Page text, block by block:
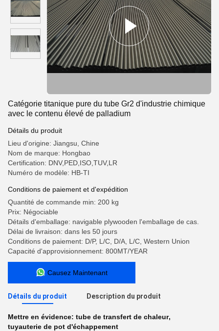
Catégorie titanique pure du tube Gr2 d'industrie chimique
avec le contenu élevé de palladium
Détails du produit
Lieu d'origine: Jiangsu, Chine
Nom de marque: Hongbao
Certification: DNV,PED,ISO,TUV,LR
Numéro de modèle: HB-TI
Conditions de paiement et d'expédition
Quantité de commande min: 200 kg
Prix: Négociable
Détails d'emballage: navigable plywooden l'emballage de cas.
Délai de livraison: dans les 50 jours
Conditions de paiement: D/P, L/C, D/A, L/C, Western Union
Capacité d'approvisionnement: 800MT/YEAR
Causez Maintenant
Détails du produit Description du produit
Mettre en évidence: tube de transfert de chaleur,
tuyauterie de pot d'échappement